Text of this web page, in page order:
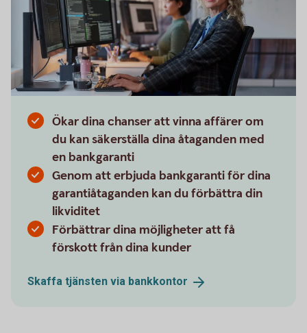
Ökar dina chanser att vinna affärer om
du kan säkerställa dina åtaganden med
en bankgaranti
Genom att erbjuda bankgaranti för dina
garantiåtaganden kan du förbättra din
likviditet
Förbättrar dina möjligheter att få
förskott från dina kunder
Skaffa tjänsten via bankkontor